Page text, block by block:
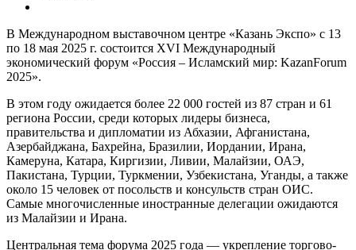
В Международном выставочном центре «Казань Экспо» с 13
по 18 мая 2025 г. состоится ХVI Международный
экономический форум «Россия – Исламский мир: KazanForum
2025».
В этом году ожидается более 22 000 гостей из 87 стран и 61
региона России, среди которых лидеры бизнеса,
правительства и дипломатии из Абхазии, Афганистана,
Азербайджана, Бахрейна, Бразилии, Иордании, Ирана,
Камеруна, Катара, Киргизии, Ливии, Малайзии, ОАЭ,
Пакистана, Турции, Туркмении, Узбекистана, Уганды, а также
около 15 человек от посольств и консульств стран ОИС.
Самые многочисленные иностранные делегации ожидаются
из Малайзии и Ирана.
Центральная тема форума 2025 года — укрепление торгово-